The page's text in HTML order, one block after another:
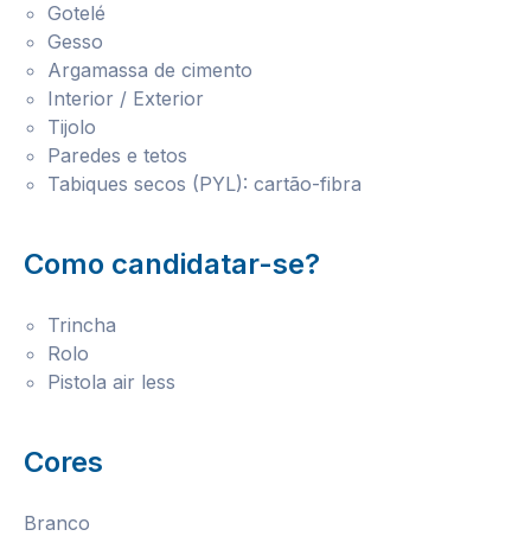
Gotelé
Gesso
Argamassa de cimento
Interior / Exterior
Tijolo
Paredes e tetos
Tabiques secos (PYL): cartão-fibra
Como candidatar-se?
Trincha
Rolo
Pistola air less
Cores
Branco